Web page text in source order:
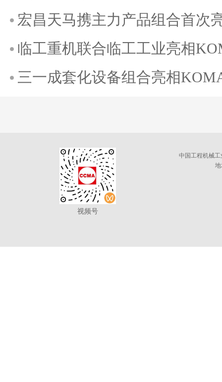
宏昌天马携主力产品组合首次
临工重机联合临工工业亮相
三一成套化设备组合亮相
视频号
中国工程机械
地